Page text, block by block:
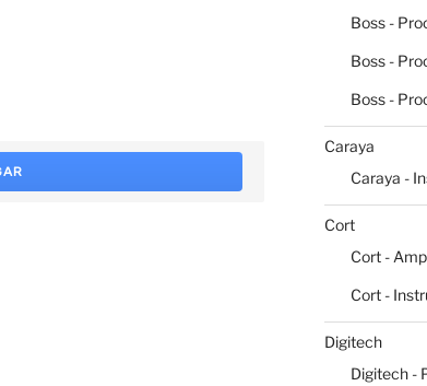
Boss -
Boss -
Boss -
Caraya
Caraya -
Cort
Cort -
Cort -
Digitech
Digitech -